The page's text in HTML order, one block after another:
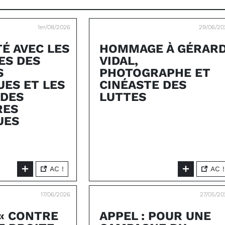
1er/08/2026
AVEC LES
DES
ET LES
AC !
29/06/
HOMMAGE À
VIDAL,
PHOTOGRAPHE ET
CINÉASTE DES
LUTTES
AC !
17/06/2026
CONTRE
27/05/
APPEL : POUR UNE